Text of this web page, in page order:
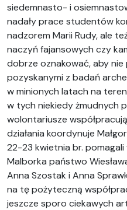
siedemnasto- i
nadały prace studentów
nadzorem Marii Rudy, ale
naczyń fajansowych czy
dobrze oznakować, aby nie
pozyskanymi z badań
w minionych latach na
w tych niekiedy żmudnych
wolontariusze
działania koordynuje
22-23 kwietnia br.
Malborka państwo
Anna Szostak i Anna
na tę pożyteczną
jeszcze sporo ciekawych